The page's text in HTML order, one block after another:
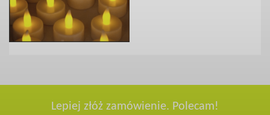
Lepiej złóż zamówienie. Polecam!